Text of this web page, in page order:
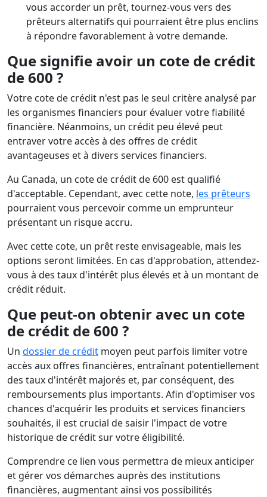
vous accorder un prêt, tournez-vous vers des
prêteurs alternatifs qui pourraient être plus enclins
à répondre favorablement à votre demande.
Que signifie avoir un cote de crédit
de 600 ?
Votre cote de crédit n'est pas le seul critère analysé par
les organismes financiers pour évaluer votre fiabilité
financière. Néanmoins, un crédit peu élevé peut
entraver votre accès à des offres de crédit
avantageuses et à divers services financiers.
Au Canada, un cote de crédit de 600 est qualifié
d'acceptable. Cependant, avec cette note, les prêteurs
pourraient vous percevoir comme un emprunteur
présentant un risque accru.
Avec cette cote, un prêt reste envisageable, mais les
options seront limitées. En cas d'approbation, attendez-
vous à des taux d'intérêt plus élevés et à un montant de
crédit réduit.
Que peut-on obtenir avec un cote
de crédit de 600 ?
Un dossier de crédit moyen peut parfois limiter votre
accès aux offres financières, entraînant potentiellement
des taux d'intérêt majorés et, par conséquent, des
remboursements plus importants. Afin d'optimiser vos
chances d'acquérir les produits et services financiers
souhaités, il est crucial de saisir l'impact de votre
historique de crédit sur votre éligibilité.
Comprendre ce lien vous permettra de mieux anticiper
et gérer vos démarches auprès des institutions
financières, augmentant ainsi vos possibilités